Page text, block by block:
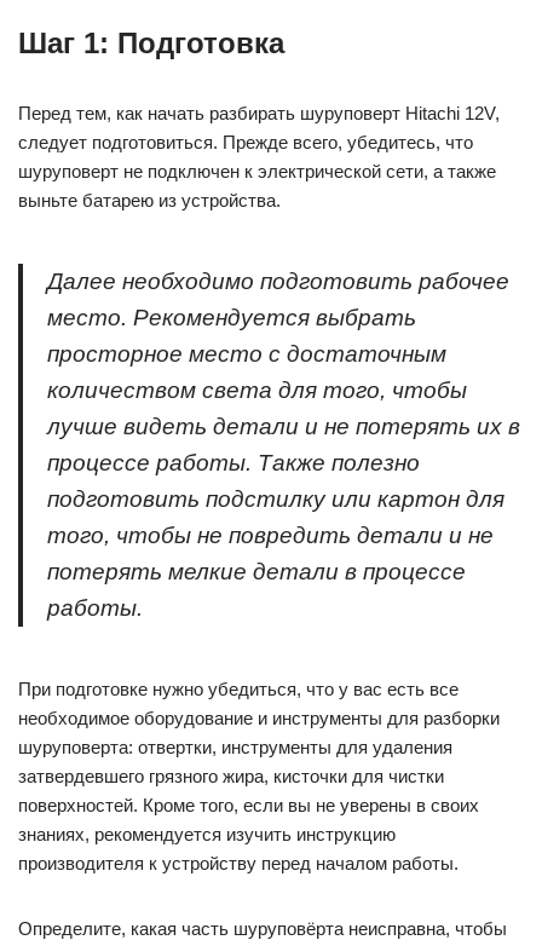
Шаг 1: Подготовка
Перед тем, как начать разбирать шуруповерт Hitachi 12V,
следует подготовиться. Прежде всего, убедитесь, что
шуруповерт не подключен к электрической сети, а также
выньте батарею из устройства.
Далее необходимо подготовить рабочее
место. Рекомендуется выбрать
просторное место с достаточным
количеством света для того, чтобы
лучше видеть детали и не потерять их в
процессе работы. Также полезно
подготовить подстилку или картон для
того, чтобы не повредить детали и не
потерять мелкие детали в процессе
работы.
При подготовке нужно убедиться, что у вас есть все
необходимое оборудование и инструменты для разборки
шуруповерта: отвертки, инструменты для удаления
затвердевшего грязного жира, кисточки для чистки
поверхностей. Кроме того, если вы не уверены в своих
знаниях, рекомендуется изучить инструкцию
производителя к устройству перед началом работы.
Определите, какая часть шуруповёрта неисправна, чтобы